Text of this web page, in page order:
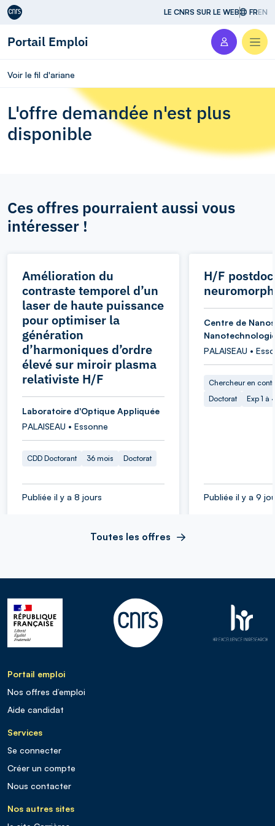
Aller au contenu LE CNRS SUR LE WEB FREN
Portail Emploi
Voir le fil d'ariane
L'offre demandée n'est plus
disponible
Ces offres pourraient aussi vous
intéresser !
Amélioration du
contraste temporel d’un
laser de haute puissance
pour optimiser la
génération
d’harmoniques d’ordre
élevé sur miroir plasma
relativiste H/F
Laboratoire d'Optique Appliquée
PALAISEAU • Essonne
CDD Doctorant 36 mois Doctorat
Publiée il y a 8 jours
H/F
Centre de
PALAISEAU •
Chercheur en
Doctorat
Exp 1 à
Publiée il y a 9
Toutes les offres
Portail emploi
Nos offres d’emploi
Aide candidat
Services
Se connecter
Créer un compte
Nous contacter
Nos autres sites